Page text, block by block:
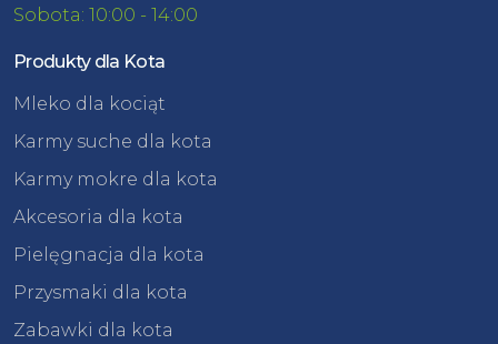
Sobota: 10:00 - 14:00
Produkty dla Kota
Mleko dla kociąt
Karmy suche dla kota
Karmy mokre dla kota
Akcesoria dla kota
Pielęgnacja dla kota
Przysmaki dla kota
Zabawki dla kota